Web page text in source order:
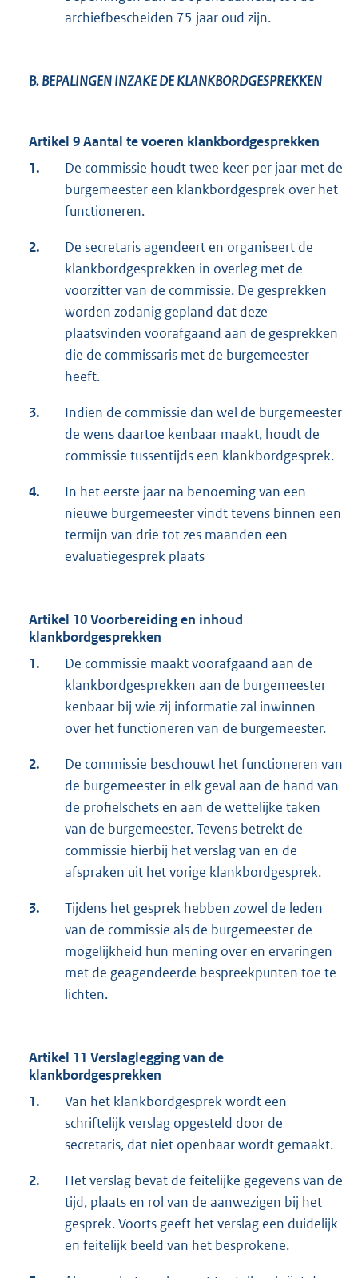
archiefbescheiden 75 jaar oud zijn.
B. BEPALINGEN INZAKE DE KLANKBORDGESPREKKEN
Artikel 9 Aantal te voeren klankbordgesprekken
1.
De commissie houdt twee keer per jaar met de
burgemeester een klankbordgesprek over het
functioneren.
2.
De secretaris agendeert en organiseert de
klankbordgesprekken in overleg met de
voorzitter van de commissie. De gesprekken
worden zodanig gepland dat deze
plaatsvinden voorafgaand aan de gesprekken
die de commissaris met de burgemeester
heeft.
3.
Indien de commissie dan wel de burgemeester
de wens daartoe kenbaar maakt, houdt de
commissie tussentijds een klankbordgesprek.
4.
In het eerste jaar na benoeming van een
nieuwe burgemeester vindt tevens binnen een
termijn van drie tot zes maanden een
evaluatiegesprek plaats
Artikel 10 Voorbereiding en inhoud
klankbordgesprekken
1.
De commissie maakt voorafgaand aan de
klankbordgesprekken aan de burgemeester
kenbaar bij wie zij informatie zal inwinnen
over het functioneren van de burgemeester.
2.
De commissie beschouwt het functioneren van
de burgemeester in elk geval aan de hand van
de profielschets en aan de wettelijke taken
van de burgemeester. Tevens betrekt de
commissie hierbij het verslag van en de
afspraken uit het vorige klankbordgesprek.
3.
Tijdens het gesprek hebben zowel de leden
van de commissie als de burgemeester de
mogelijkheid hun mening over en ervaringen
met de geagendeerde bespreekpunten toe te
lichten.
Artikel 11 Verslaglegging van de
klankbordgesprekken
1.
Van het klankbordgesprek wordt een
schriftelijk verslag opgesteld door de
secretaris, dat niet openbaar wordt gemaakt.
2.
Het verslag bevat de feitelijke gegevens van de
tijd, plaats en rol van de aanwezigen bij het
gesprek. Voorts geeft het verslag een duidelijk
en feitelijk beeld van het besprokene.